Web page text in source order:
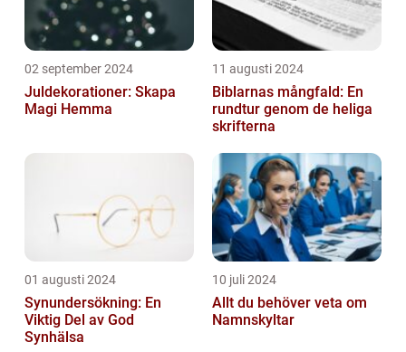
02 september 2024
Juldekorationer: Skapa
Magi Hemma
11 augusti 2024
Biblarnas mångfald: En
rundtur genom de heliga
skrifterna
01 augusti 2024
Synundersökning: En
Viktig Del av God
Synhälsa
10 juli 2024
Allt du behöver veta om
Namnskyltar